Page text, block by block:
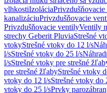
vlhkostiIzolácia
kanalizáciuPrivzdušňovacie
Privzdušňovacie ventilyVentily
strechy Geberit PluviaStrešné
vtokyStrešné vtoky do 12 l/s
l/sStrešné vtoky do 25 l/s
l/sStrešné vtoky pre strešné
pre strešné žľabyStrešné vtoky
vtoky do 12 l/sStrešné vtoky do
vtoky do 25 l/sPrvky